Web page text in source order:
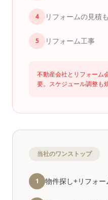
4 リフォームの見積
5 リフォーム工事
不動産会社とリフォーム
要。スケジュール調整も
当社のワンストップ
1 物件探し+リフォ